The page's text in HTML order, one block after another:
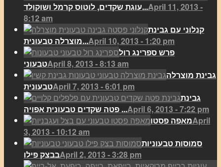
עוגת שקדים, לוטוס קרמל ושוקולד...April 11, 2013 -
8:12 am
קנלוני עם גבינת
מוצרלה טבעונית...April 10, 2013 - 1:20 pm
פרש ספרינג רול
טבעוניApril 8, 2013 - 8:13 am
גבינת מוצרלה
טבעוניתApril 7, 2013 - 6:01 pm
גבינת
פטה שקדים טבעונית אפויה ...April 6, 2013 - 7:22 pm
מאפה פסטוApril
3, 2013 - 10:12 am
סמוסות טבעוניות
בבצק פילוApril 2, 2013 - 3:28 pm